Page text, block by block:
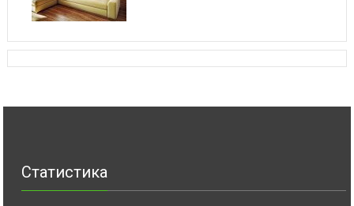
Статистика